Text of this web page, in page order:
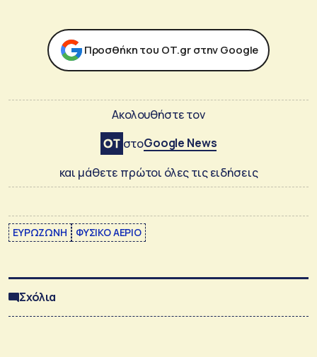
Προσθήκη του ΟΤ.gr στην Google
Ακολουθήστε τον
στοGoogle News
και μάθετε πρώτοι όλες τις ειδήσεις
ΕΥΡΩΖΩΝΗ ΦΥΣΙΚΟ ΑΕΡΙΟ
Σχόλια